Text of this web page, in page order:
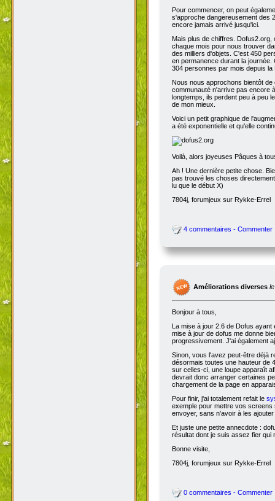
Pour commencer, on peut
s'approche dangereusement des
encore jamais arrivé jusqu'ici.
Mais plus de chiffres.
chaque mois pour nous trouver
des milliers d'objets. C'est 450
en permanence durant la
304 personnes par mois depuis
Nous nous approchons bientôt
communauté n'arrive pas encore
longtemps, ils perdent peu à peu
de mon mieux.
Voici un petit graphique de
a été exponentielle et qu'elle
Voilà, alors joyeuses Pâques à
Ah ! Une dernière petite chose.
pas trouvé les choses
lu que le début X)
7804j, forumjeux sur Rykke-Errel
4 commentaires - Commenter
Améliorations diverses
Bonjour à tous,
La mise à jour 2.6 de Dofus
mise à jour de dofus me donne
progressivement. J'ai également
Sinon, vous l'avez peut-être déjà
désormais toutes une hauteur de
sur celles-ci, une loupe apparaît
devrait donc arranger certaines
chargement de la page en
Pour finir, j'ai totalement refait le
exemple pour mettre vos
envoyer, sans n'avoir à les
Et juste une petite annecdote :
résultat dont je suis assez fier qui
Bonne visite,
7804j, forumjeux sur Rykke-Errel
0 commentaires - Commenter